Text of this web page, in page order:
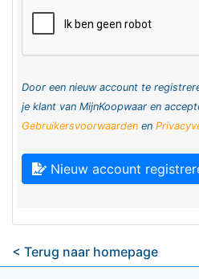
Door een nieuw account te
je klant van MijnKoopwaar en
Gebruikersvoorwaarden en
Nieuw account
< Terug naar homepage